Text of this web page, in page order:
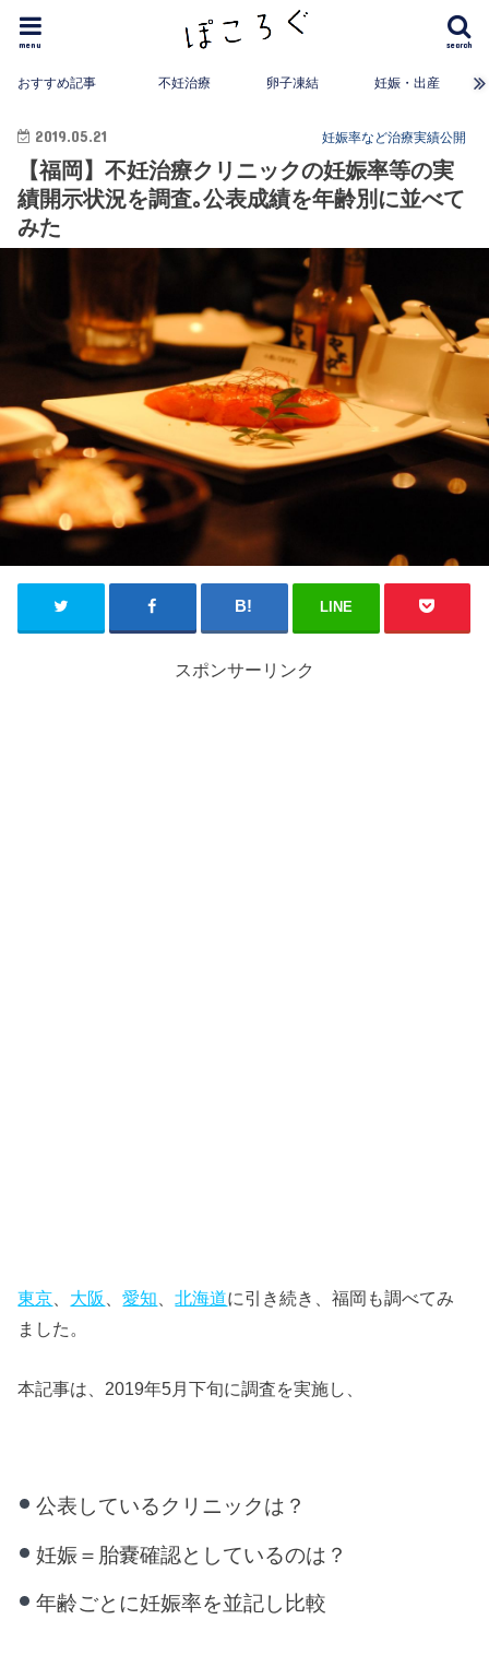
search
menu
おすすめ記事 不妊治療 卵子凍結 妊娠・出産
妊娠率など治療実績公開
2019.05.21
【福岡】不妊治療クリニックの妊娠率等の実
績開示状況を調査｡公表成績を年齢別に並べて
みた
LINE
スポンサーリンク
東京 大阪 、愛知 、北海道に引き続き、福岡も調べてみ
ました。
本記事は、2019年5月下旬に調査を実施し、
公表しているクリニックは？
妊娠＝胎嚢確認としているのは？
年齢ごとに妊娠率を並記し比較